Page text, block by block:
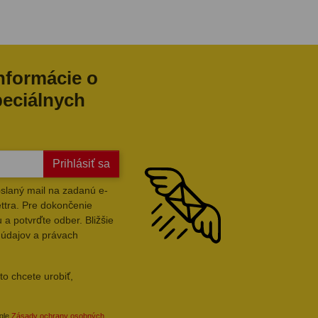
o
Prihlásiť sa
mail na zadanú e-
Pre dokončenie
a potvrďte odber. Bližšie
a právach
chcete urobiť,
Zásady ochrany osobných